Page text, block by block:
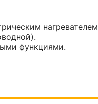
нагревателем
функциями.